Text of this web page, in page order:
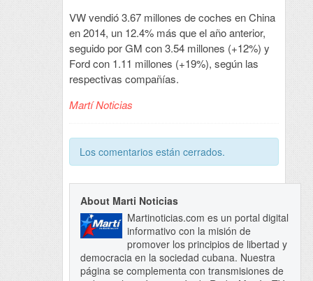
VW vendió 3.67 millones de coches en China
en 2014, un 12.4% más que el año anterior,
seguido por GM con 3.54 millones (+12%) y
Ford con 1.11 millones (+19%), según las
respectivas compañías.
Martí Noticias
Los comentarios están cerrados.
About Marti Noticias
Martinoticias.com es un portal digital
informativo con la misión de
promover los principios de libertad y
democracia en la sociedad cubana. Nuestra
página se complementa con transmisiones de